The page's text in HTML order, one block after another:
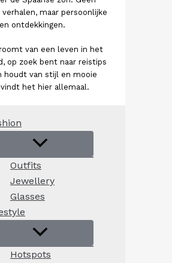
verhalen, maar persoonlijke
ontdekkingen.
van een leven in het
op zoek bent naar reistips
houdt van stijl en mooie
vindt het hier allemaal.
Outfits
Jewellery
Glasses
Hotspots